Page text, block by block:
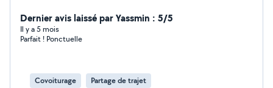
Dernier avis laissé par Yassmin : 5/5
Il y a 5 mois
Parfait ! Ponctuelle
Covoiturage Partage de trajet